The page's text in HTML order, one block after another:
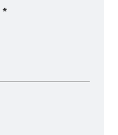
*